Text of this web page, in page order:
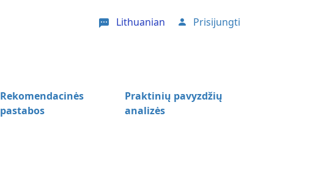
Lithuanian User account menu
Prisijungti
Rekomendacinės
pastabos
Praktinių pavyzdžių
analizės